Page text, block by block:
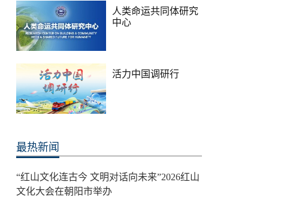
人类命运共同体研究
中心
活力中国调研行
最热新闻
“红山文化连古今 文明对话向未来”2026红山
文化大会在朝阳市举办